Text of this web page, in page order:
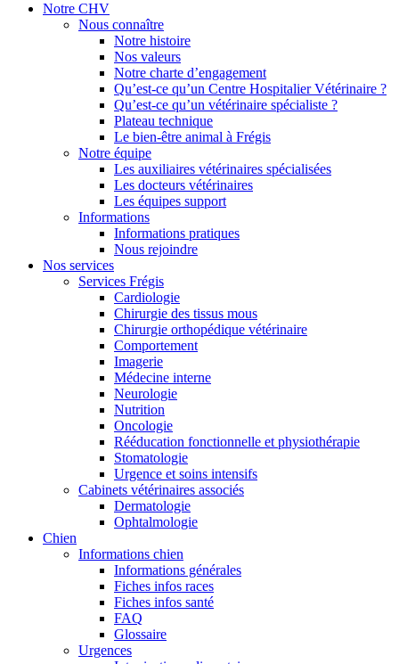
Notre CHV
Nous connaître
Notre histoire
Nos valeurs
Notre charte d’engagement
Qu’est-ce qu’un Centre Hospitalier Vétérinaire ?
Qu’est-ce qu’un vétérinaire spécialiste ?
Plateau technique
Le bien-être animal à Frégis
Notre équipe
Les auxiliaires vétérinaires spécialisées
Les docteurs vétérinaires
Les équipes support
Informations
Informations pratiques
Nous rejoindre
Nos services
Services Frégis
Cardiologie
Chirurgie des tissus mous
Chirurgie orthopédique vétérinaire
Comportement
Imagerie
Médecine interne
Neurologie
Nutrition
Oncologie
Rééducation fonctionnelle et physiothérapie
Stomatologie
Urgence et soins intensifs
Cabinets vétérinaires associés
Dermatologie
Ophtalmologie
Chien
Informations chien
Informations générales
Fiches infos races
Fiches infos santé
FAQ
Glossaire
Urgences